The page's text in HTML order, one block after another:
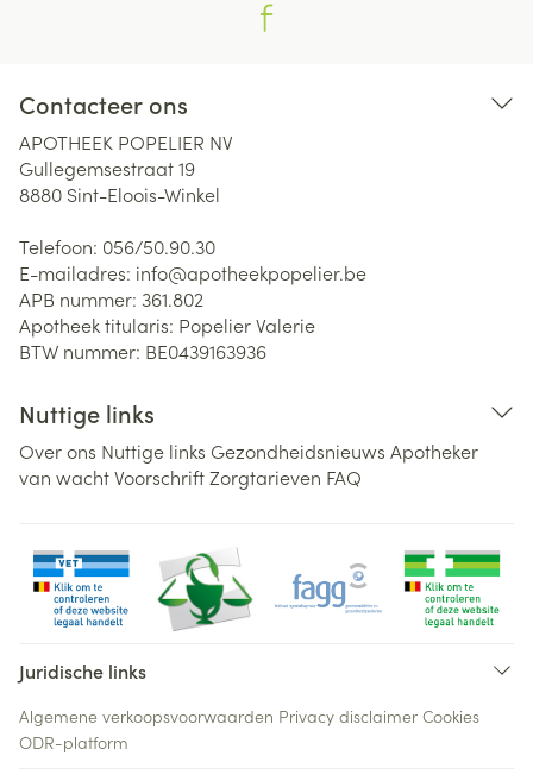
Contacteer ons
APOTHEEK POPELIER NV
Gullegemsestraat 19
8880 Sint-Eloois-Winkel
Telefoon: 056/50.90.30
E-mailadres: info@apotheekpopelier.be
APB nummer: 361.802
Apotheek titularis: Popelier Valerie
BTW nummer: BE0439163936
Nuttige links
Over ons Nuttige links Gezondheidsnieuws Apotheker
van wachtVoorschriftZorgtarieven FAQ
Juridische links
Algemene verkoopsvoorwaarden Privacy disclaimer Cookies
ODR-platform